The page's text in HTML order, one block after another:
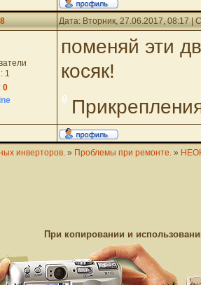
Дата: Вторник, 27.06.2017, 08:17 |
1
0
поменяй эти
косяк!
инверторов. » Проблемы при ремонте. »
При копировании и